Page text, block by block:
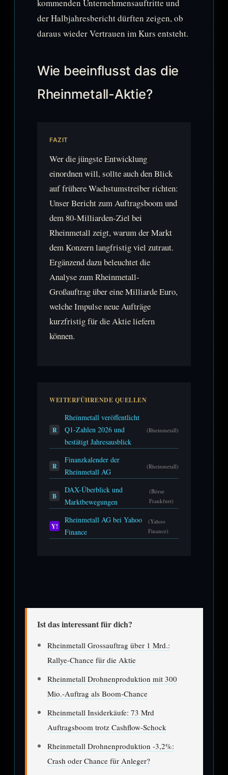
kommenden Unternehmensauftritte und
der Halbjahresbericht dürften zeigen, ob
daraus wieder Vertrauen im Kurs entsteht.
Wie beeinflusst das die
Rheinmetall-Aktie?
FAZIT
Wer die jüngste Entwicklung
einordnen will, sollte auch den Blick
auf frühere Wachstumstreiber richten:
Unser Bericht zum Auftragsboom und
dem 80-Milliarden-Ziel bei
Rheinmetall zeigt, warum der Markt
dem Konzern langfristig viel zutraut.
Ergänzend dazu beleuchtet die
Analyse zum Rheinmetall-
Großauftrag über eine Milliarde Euro,
welche Impulse neue Aufträge
kurzfristig für die Aktie liefern
können.
WEITERFÜHRENDE QUELLEN
R
Rheinmetall veröffentlicht
Q1-Zahlen 2026 und
bestätigt Jahresausblick
(Rheinmetall)
R
Finanzkalender der
Rheinmetall AG
(Rheinmetall)
B
DAX-Überblick und
Marktbewegungen
(Börse
Frankfurt)
Y!
Rheinmetall AG bei Yahoo
Finance
(Yahoo
Finance)
Ist das interessant für dich?
Rheinmetall Grossauftrag über 1 Mrd.:
Rallye-Chance für die Aktie
Rheinmetall Drohnenproduktion mit 300
Mio.-Auftrag als Boom-Chance
Rheinmetall Insiderkäufe: 73 Mrd
Auftragsboom trotz Cashflow-Schock
Rheinmetall Drohnenproduktion -3,2%:
Crash oder Chance für Anleger?